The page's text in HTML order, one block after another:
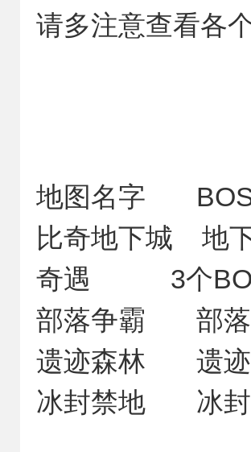
请多注意查看各
地图名字
比奇地下城
奇遇 3个
部落争霸 部
遗迹森林
冰封禁地 冰